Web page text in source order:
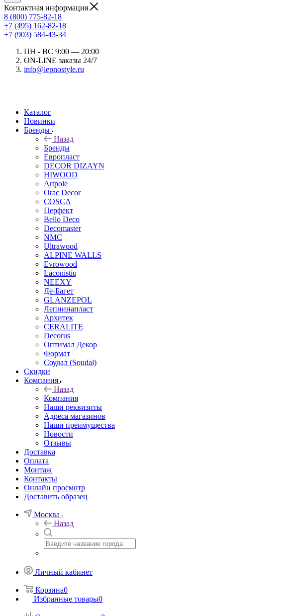
Контактная информация
8 (800) 775-82-18
+7 (495) 162-82-18
+7 (903) 584-43-34
ПН - ВС 9:00 — 20:00
ON-LINE заказы 24/7
info@lepnostyle.ru
Каталог
Новинки
Бренды
Назад
Бренды
Европласт
DECOR DIZAYN
HIWOOD
Artpole
Orac Decor
COSCA
Перфект
Bello Deco
Decomaster
NMС
Ultrawood
ALPINE WALLS
Evrowood
Laconistiq
NEEXY
Де-Багет
GLANZEPOL
Лепнинапласт
Архитек
CERALITE
Decorus
Оптимал Декор
Формат
Соудал (Soudal)
Скидки
Компания
Назад
Компания
Наши реквизиты
Адреса магазинов
Наши преимущества
Новости
Отзывы
Доставка
Оплата
Монтаж
Контакты
Онлайн просмотр
Доставить образец
Москва
Назад
Личный кабинет
Корзина0
Избранные товары0